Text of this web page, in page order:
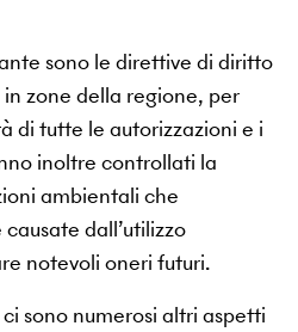
sono le direttive di diritto
zone della regione, per
di tutte le autorizzazioni e i
inoltre controllati la
ambientali che
dall’utilizzo
notevoli oneri futuri.
sono numerosi altri aspetti